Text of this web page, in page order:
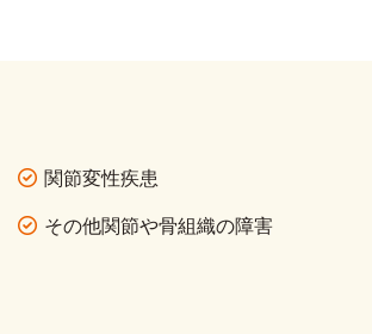
関節変性疾患
その他関節や骨組織の障害